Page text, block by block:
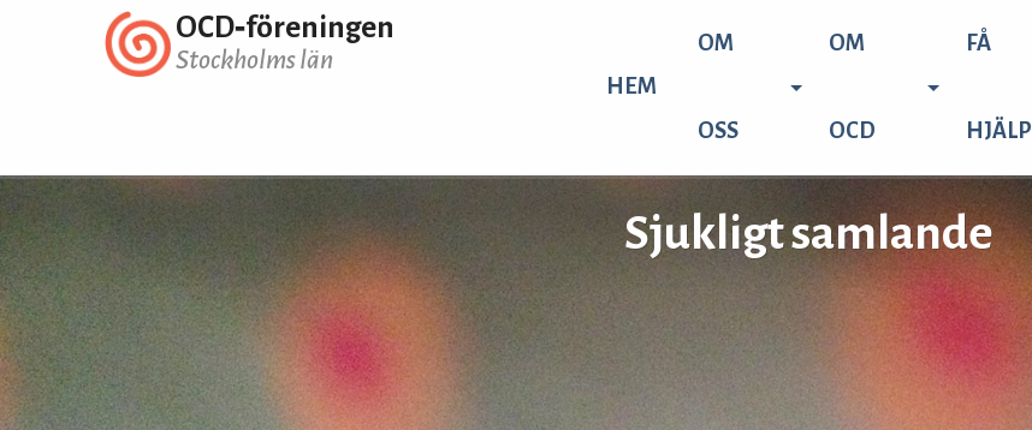
OCD‑föreningen
Stockholms län
HEM
OM
OSS
OM
OCD
FÅ
HJÄLP
Sjukligt samlande